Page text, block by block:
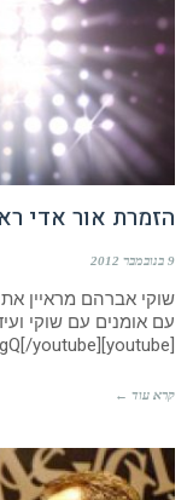
הזמרת אור אדי
9 בנובמבר 2012
שוקי אברהם מראיין
עם אומנים עם שוקי
[youtube]http://youtu.be/3cmuNDMMKgQ[/youtube]
קרא עוד ←